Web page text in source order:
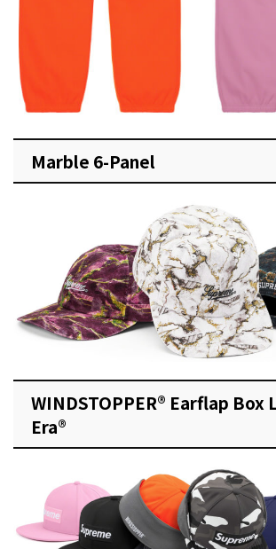
Marble 6-Panel
WINDSTOPPER® Earflap Box
Era®